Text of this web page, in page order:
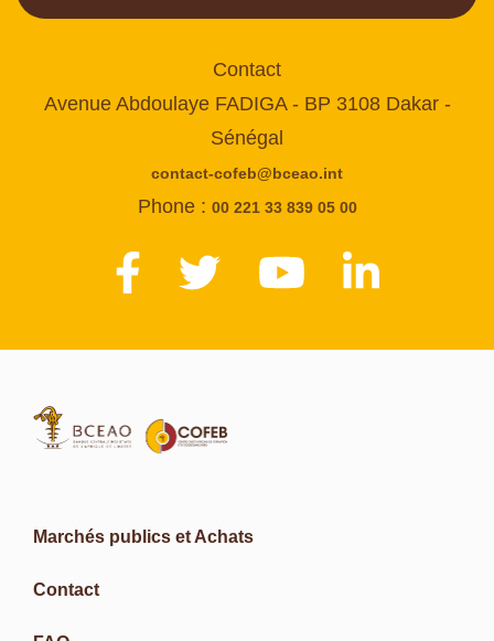
Contact
Avenue Abdoulaye FADIGA - BP 3108 Dakar -
Sénégal
contact-cofeb@bceao.int
Phone : 00 221 33 839 05 00
Marchés publics et Achats
Contact